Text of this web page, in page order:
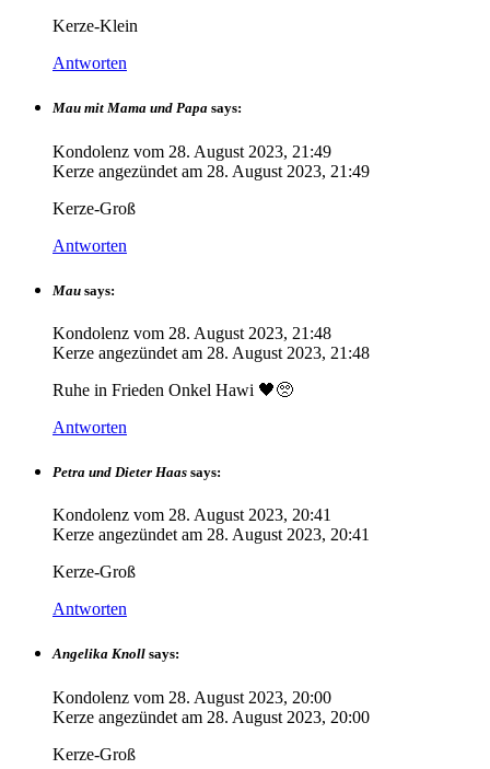
Kerze-Klein
Antworten
Mau mit Mama und Papa says:
Kondolenz vom 28. August 2023, 21:49
Kerze angezündet am 28. August 2023, 21:49
Kerze-Groß
Antworten
Mau says:
Kondolenz vom 28. August 2023, 21:48
Kerze angezündet am 28. August 2023, 21:48
Ruhe in Frieden Onkel Hawi 🖤🥺
Antworten
Petra und Dieter Haas says:
Kondolenz vom 28. August 2023, 20:41
Kerze angezündet am 28. August 2023, 20:41
Kerze-Groß
Antworten
Angelika Knoll says:
Kondolenz vom 28. August 2023, 20:00
Kerze angezündet am 28. August 2023, 20:00
Kerze-Groß